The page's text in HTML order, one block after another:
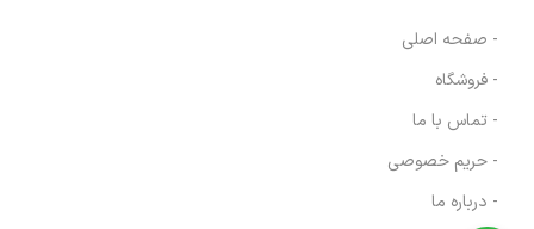
- صفحه اصلی
- فروشگاه
- تماس با ما
- حریم خصوصی
- درباره ما